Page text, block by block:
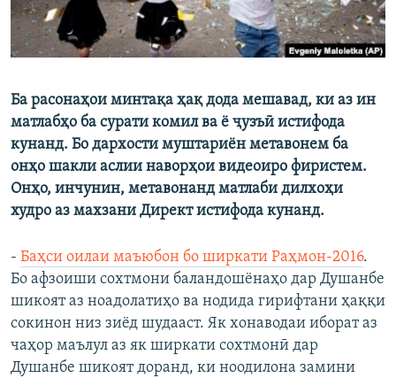
Ба расонаҳои минтақа ҳақ дода мешавад, ки аз ин
матлабҳо ба сурати комил ва ё ҷузъӣ истифода
кунанд. Бо дархости муштариён метавонем ба
онҳо шакли аслии наворҳои видеоиро фиристем.
Онҳо, инчунин, метавонанд матлаби дилхоҳи
худро аз махзани Директ истифода кунанд.
- Баҳси оилаи маъюбон бо ширкати Раҳмон-2016.
Бо афзоиши сохтмони баландошёнаҳо дар Душанбе
шикоят аз ноадолатиҳо ва нодида гирифтани ҳаққи
сокинон низ зиёд шудааст. Як хонаводаи иборат аз
чаҳор маълул аз як ширкати сохтмонӣ дар
Душанбе шикоят доранд, ки ноодилона замини